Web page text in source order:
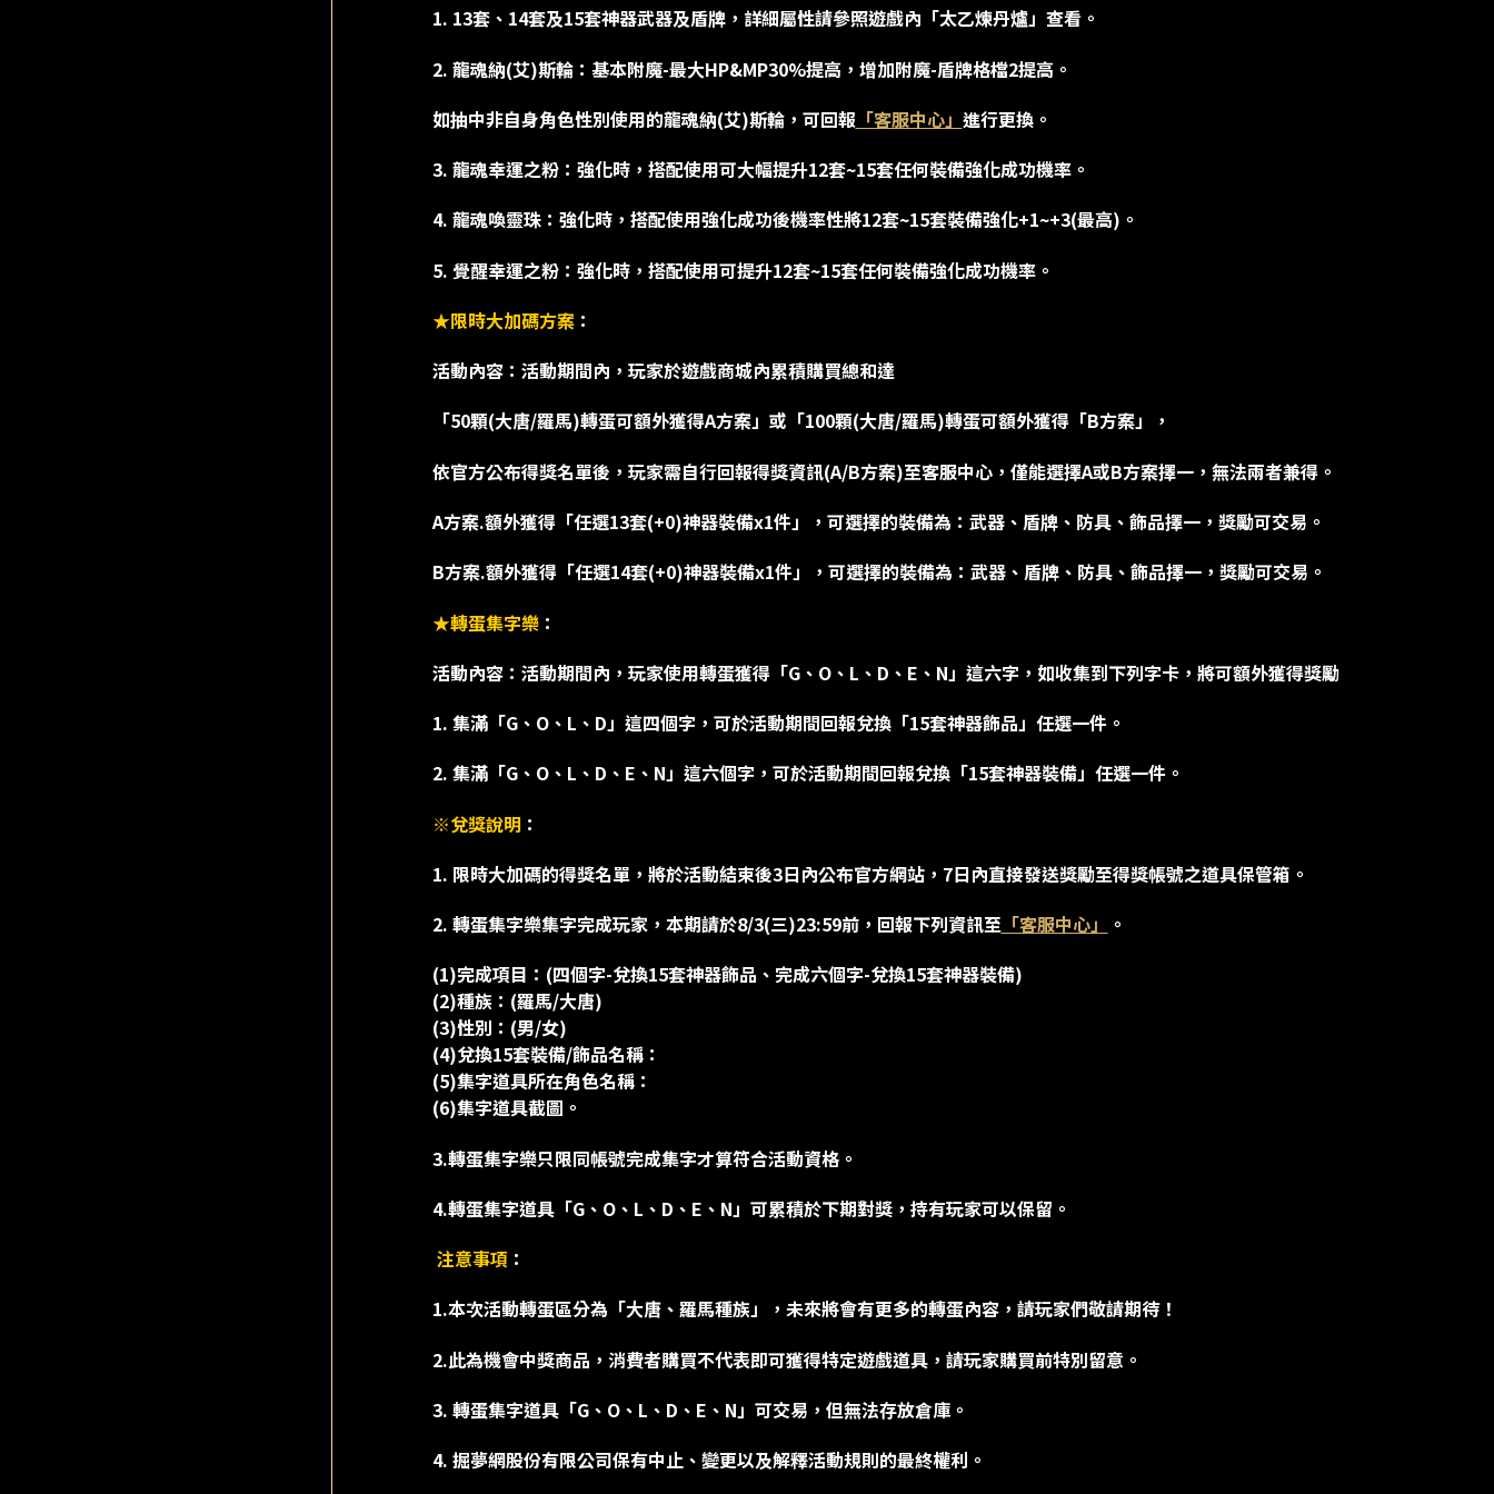
1. 13套、14套及15套神器武器及盾牌，詳細屬性請參照遊戲內「太乙煉丹爐」查看。
2. 龍魂納(艾)斯輪：基本附魔-最大HP&MP30%提高，增加附魔-盾牌格檔2提高。
如抽中非自身角色性別使用的龍魂納(艾)斯輪，可回報「客服中心」 進行更換。
3. 龍魂幸運之粉：強化時，搭配使用可大幅提升12套~15套任何裝備強化成功機率。
4. 龍魂喚靈珠：強化時，搭配使用強化成功後機率性將12套~15套裝備強化+1~+3(最高)。
5. 覺醒幸運之粉：強化時，搭配使用可提升12套~15套任何裝備強化成功機率。
★限時大加碼方案：
活動內容：活動期間內，玩家於遊戲商城內累積購買總和達
「50顆(大唐/羅馬)轉蛋可額外獲得A方案」或「100顆(大唐/羅馬)轉蛋可額外獲得「B方案」，
依官方公布得獎名單後，玩家需自行回報得獎資訊(A/B方案)至客服中心，僅能選擇A或B方案擇一，無法兩者兼得。
A方案.額外獲得「任選13套(+0)神器裝備x1件」，可選擇的裝備為：武器、盾牌、防具、飾品擇一，獎勵可交易。
B方案.額外獲得「任選14套(+0)神器裝備x1件」，可選擇的裝備為：武器、盾牌、防具、飾品擇一，獎勵可交易。
★轉蛋集字樂：
活動內容：活動期間內，玩家使用轉蛋獲得「G、O、L、D、E、N」這六字，如收集到下列字卡，將可額外獲得獎勵
1. 集滿「G、O、L、D」這四個字，可於活動期間回報兌換「15套神器飾品」任選一件。
2. 集滿「G、O、L、D、E、N」這六個字，可於活動期間回報兌換「15套神器裝備」任選一件。
※兌獎說明：
1. 限時大加碼的得獎名單，將於活動結束後3日內公布官方網站，7日內直接發送獎勵至得獎帳號之道具保管箱。
2. 轉蛋集字樂集字完成玩家，本期請於8/3(三)23:59前，回報下列資訊至「客服中心」
。
(1)完成項目：(四個字-兌換15套神器飾品、完成六個字-兌換15套神器裝備)
(2)種族：(羅馬/大唐)
(3)性別：(男/女)
(4)兌換15套裝備/飾品名稱：
(5)集字道具所在角色名稱：
(6)集字道具截圖。
3.轉蛋集字樂只限同帳號完成集字才算符合活動資格。
4.轉蛋集字道具「G、O、L、D、E、N」可累積於下期對獎，持有玩家可以保留。
注意事項：
1.本次活動轉蛋區分為「大唐、羅馬種族」，未來將會有更多的轉蛋內容，請玩家們敬請期待！
2.此為機會中獎商品，消費者購買不代表即可獲得特定遊戲道具，請玩家購買前特別留意。
3. 轉蛋集字道具「G、O、L、D、E、N」可交易，但無法存放倉庫。
4. 掘夢網股份有限公司保有中止、變更以及解釋活動規則的最終權利。